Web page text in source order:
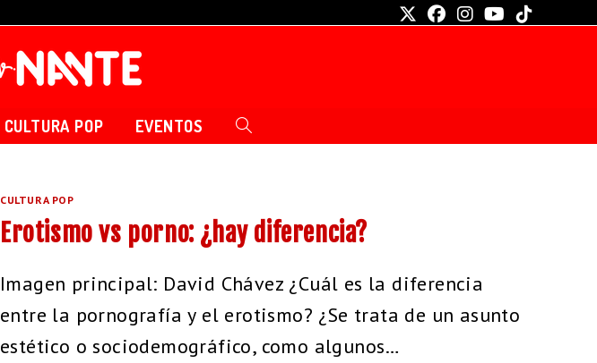
CULTURA POP EVENTOS
CULTURA POP
Erotismo vs porno: ¿hay diferencia?
Imagen principal: David Chávez ¿Cuál es la diferencia
entre la pornografía y el erotismo? ¿Se trata de un asunto
estético o sociodemográfico, como algunos…